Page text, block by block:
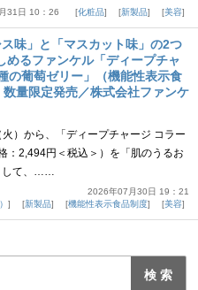
31日 10：26 化粧品 新製品 美容
味」と「マスカット味」の2つ
めるファンケル「ディープチャ
の葡萄ゼリー」（機能性表示食
量限定発売／株式会社ファンケ
）から、「ディープチャージ コラー
：2,494円＜税込＞）を「肌のうるお
して、……
2026年07月30日 19：21
新製品 機能性表示食品制度 美容